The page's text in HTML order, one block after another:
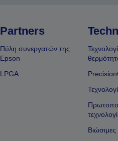
Partners
Πύλη συνεργατών της
Epson
LPGA
Βιώσιμες